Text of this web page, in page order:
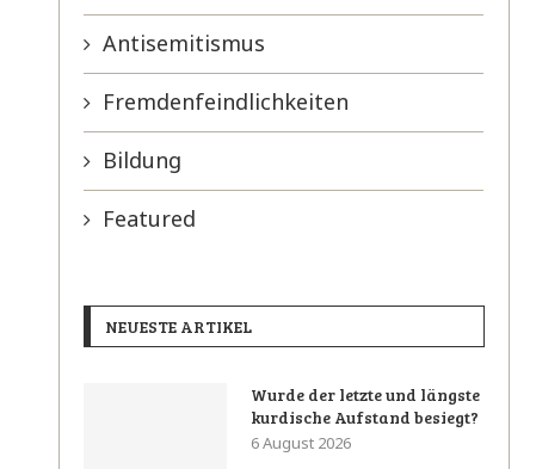
Antisemitismus
Fremdenfeindlichkeiten
Bildung
Featured
NEUESTE ARTIKEL
Wurde der letzte und längste
kurdische Aufstand besiegt?
6 August 2026